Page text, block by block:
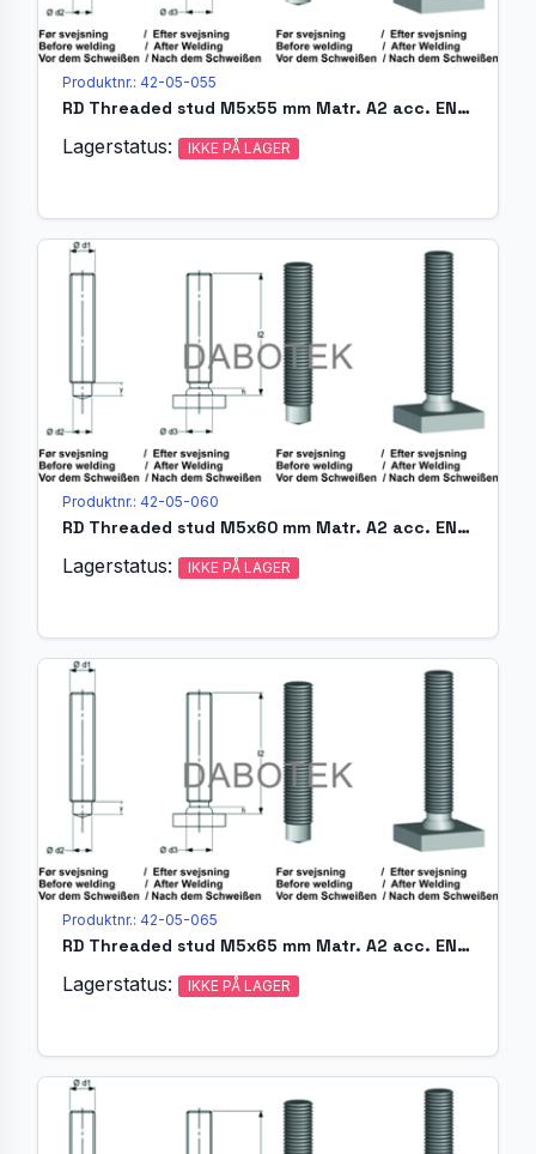
Produktnr.: 42-05-055
RD Threaded stud M5x55 mm Matr. A2 acc. EN ISO 13918 (MR)
Lagerstatus: IKKE PÅ LAGER
Produktnr.: 42-05-060
RD Threaded stud M5x60 mm Matr. A2 acc. EN ISO 13918 (MR)
Lagerstatus: IKKE PÅ LAGER
Produktnr.: 42-05-065
RD Threaded stud M5x65 mm Matr. A2 acc. EN ISO 13918 (MR)
Lagerstatus: IKKE PÅ LAGER